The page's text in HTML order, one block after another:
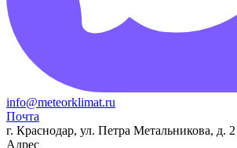
info@meteorklimat.ru
Почта
г. Краснодар, ул. Петра Метальникова, д. 2
Адрес